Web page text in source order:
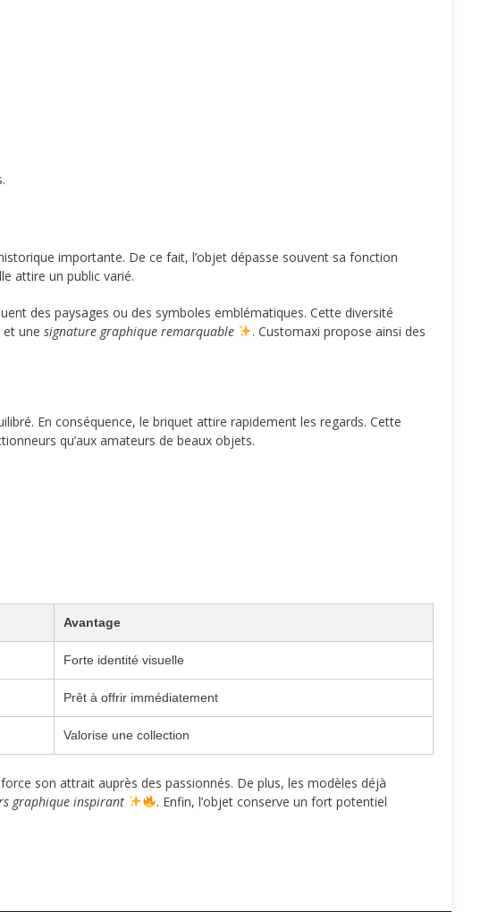
importante. De ce fait, l’objet dépasse souvent sa fonction
attire un public varié.
des paysages ou des symboles emblématiques. Cette diversité
et une signature graphique remarquable
. Customaxi propose ainsi des
En conséquence, le briquet attire rapidement les regards. Cette
qu’aux amateurs de beaux objets.
Avantage
Forte identité visuelle
Prêt à offrir immédiatement
Valorise une collection
son attrait auprès des passionnés. De plus, les modèles déjà
graphique inspirant
. Enfin, l’objet conserve un fort potentiel